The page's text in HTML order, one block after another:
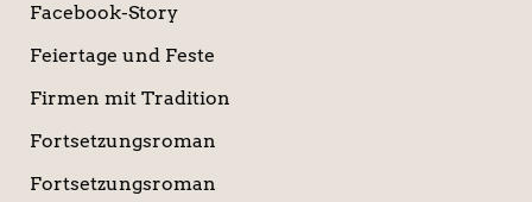
Facebook-Story
Feiertage und Feste
Firmen mit Tradition
Fortsetzungsroman
Fortsetzungsroman